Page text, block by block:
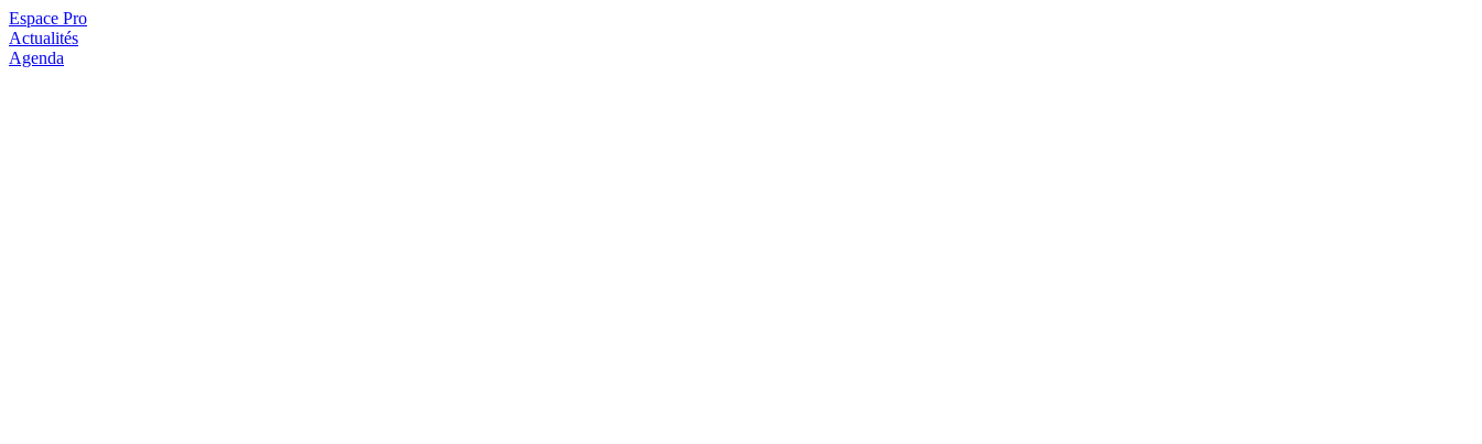
Espace Pro
Actualités
Agenda